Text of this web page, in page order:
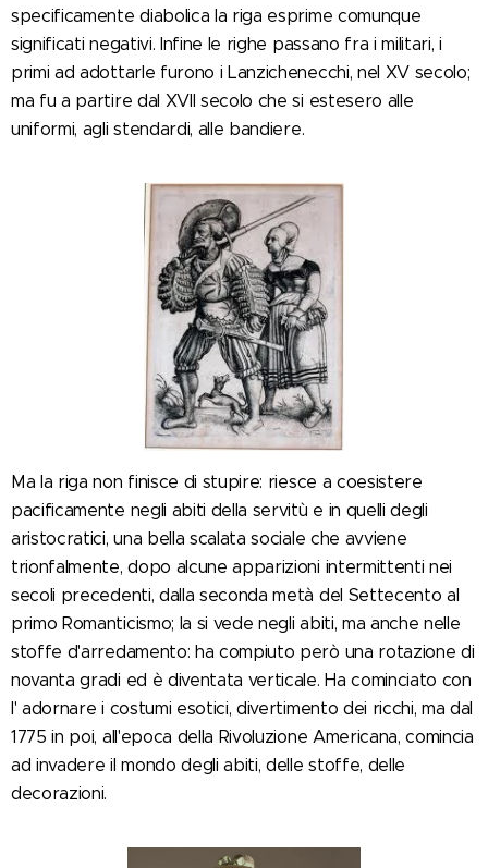
specificamente diabolica la riga esprime comunque
significati negativi. Infine le righe passano fra i militari, i
primi ad adottarle furono i Lanzichenecchi, nel XV secolo;
ma fu a partire dal XVII secolo che si estesero alle
uniformi, agli stendardi, alle bandiere.
Ma la riga non finisce di stupire: riesce a coesistere
pacificamente negli abiti della servitù e in quelli degli
aristocratici, una bella scalata sociale che avviene
trionfalmente, dopo alcune apparizioni intermittenti nei
secoli precedenti, dalla seconda metà del Settecento al
primo Romanticismo; la si vede negli abiti, ma anche nelle
stoffe d'arredamento: ha compiuto però una rotazione di
novanta gradi ed è diventata verticale. Ha cominciato con
l' adornare i costumi esotici, divertimento dei ricchi, ma dal
1775 in poi, all'epoca della Rivoluzione Americana, comincia
ad invadere il mondo degli abiti, delle stoffe, delle
decorazioni.